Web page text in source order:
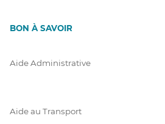
BON À SAVOIR
Aide Administrative
Aide au Transport